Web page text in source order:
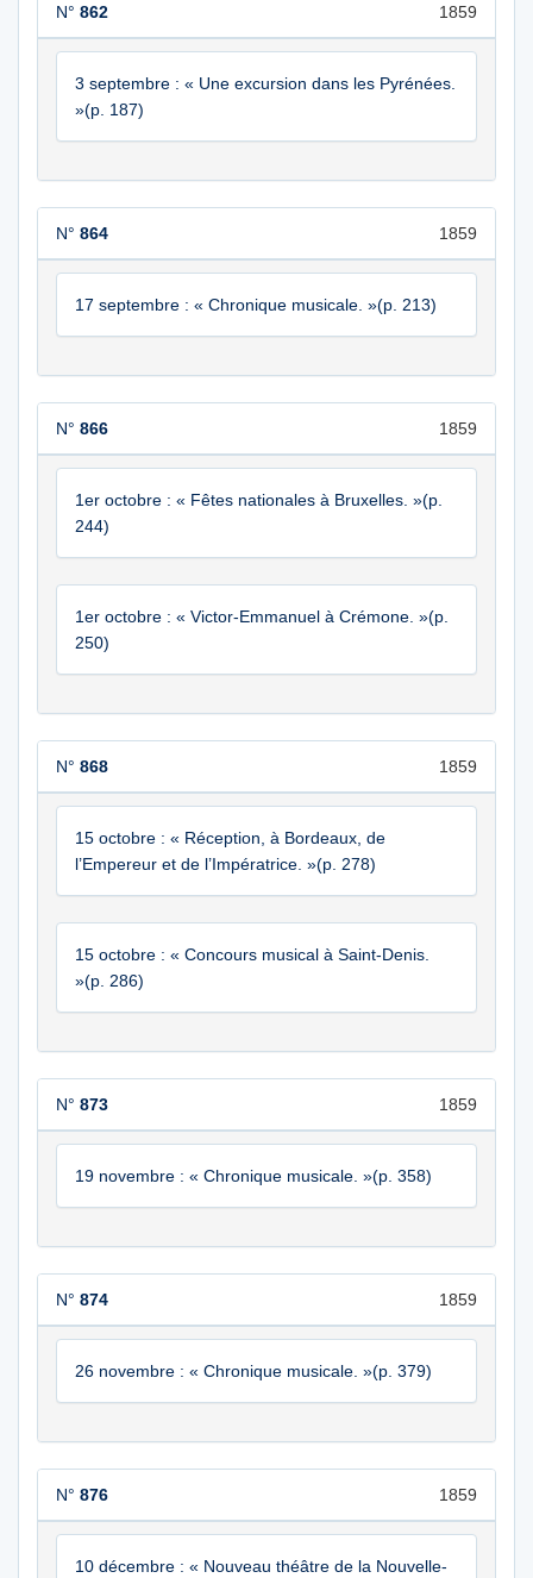
1859
N° 862
3 septembre : « Une excursion dans les Pyrénées.
»(p. 187)
1859
N° 864
17 septembre : « Chronique musicale. »(p. 213)
1859
N° 866
1er octobre : « Fêtes nationales à Bruxelles. »(p.
244)
1er octobre : « Victor-Emmanuel à Crémone. »(p.
250)
1859
N° 868
15 octobre : « Réception, à Bordeaux, de
l’Empereur et de l’Impératrice. »(p. 278)
15 octobre : « Concours musical à Saint-Denis.
»(p. 286)
1859
N° 873
19 novembre : « Chronique musicale. »(p. 358)
1859
N° 874
26 novembre : « Chronique musicale. »(p. 379)
1859
N° 876
10 décembre : « Nouveau théâtre de la Nouvelle-